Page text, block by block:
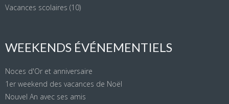
Vacances scolaires (10)
WEEKENDS ÉVÉNEMENTIELS
Noces d'Or et anniversaire
1er weekend des vacances de Noël
Nouvel An avec ses amis